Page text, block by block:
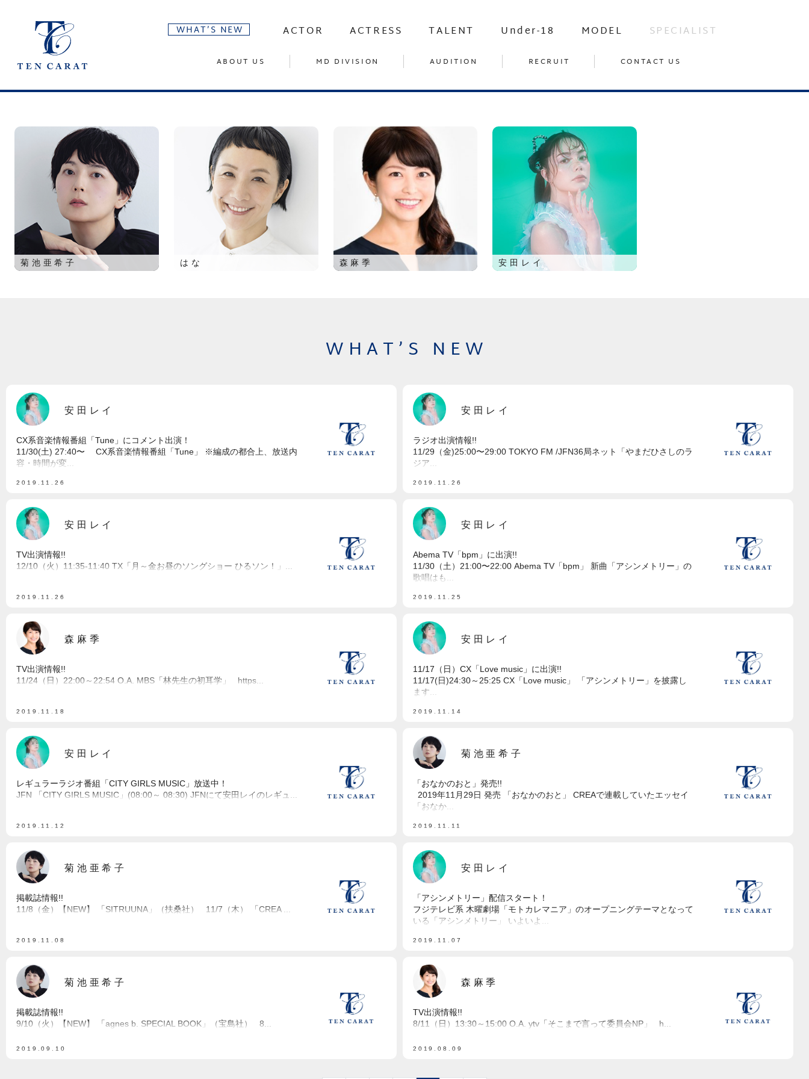
WHAT’S NEW ACTOR ACTRESS TALENT Under-18 MODEL SPECIALIST
ABOUT US MD DIVISION AUDITION RECRUIT CONTACT US
菊池亜希子 はな 森麻季 安田レイ
WHAT’S NEW
安田レイ
CX系音楽情報番組「Tune」にコメント出演！
11/30(土) 27:40〜 CX系音楽情報番組「Tune」 ※編成の都合上、放送内
容・時間が変...
2019.11.26
安田レイ
ラジオ出演情報!!
11/29（金)25:00〜29:00 TOKYO FM /JFN36局ネット「やまだひさしのラ
ジア...
2019.11.26
安田レイ
TV出演情報!!
12/10（火）11:35-11:40 TX「月～金お昼のソングショー ひるソン！」...
2019.11.26
安田レイ
Abema TV「bpm」に出演!!
11/30（土）21:00〜22:00 Abema TV「bpm」 新曲「アシンメトリー」の
歌唱はも...
2019.11.25
森麻季
TV出演情報!!
11/24（日）22:00～22:54 O.A. MBS「林先生の初耳学」 https...
2019.11.18
安田レイ
11/17（日）CX「Love music」に出演!!
11/17(日)24:30～25:25 CX「Love music」 「アシンメトリー」を披露し
ます...
2019.11.14
安田レイ
レギュラーラジオ番組「CITY GIRLS MUSIC」放送中！
JFN 「CITY GIRLS MUSIC」(08:00～ 08:30) JFNにて安田レイのレギュ...
2019.11.12
菊池亜希子
「おなかのおと」発売!!
2019年11月29日 発売 「おなかのおと」 CREAで連載していたエッセイ
「おなか...
2019.11.11
菊池亜希子
掲載誌情報!!
11/8（金）【NEW】 「SITRUUNA」（扶桑社） 11/7（木） 「CREA ...
2019.11.08
安田レイ
「アシンメトリー」配信スタート！
フジテレビ系 木曜劇場「モトカレマニア」のオープニングテーマとなって
いる「アシンメトリー」 いよいよ...
2019.11.07
菊池亜希子
掲載誌情報!!
9/10（火）【NEW】 「agnes b. SPECIAL BOOK」（宝島社） 8...
2019.09.10
森麻季
TV出演情報!!
8/11（日）13:30～15:00 O.A. ytv「そこまで言って委員会NP」 h...
2019.08.09